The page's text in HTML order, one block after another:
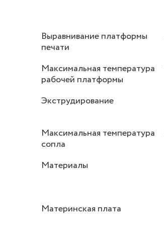
Выравнивание платформы
печати
Максимальная температура
рабочей платформы
Экструдирование
Максимальная температура
сопла
Материалы
Материнская плата